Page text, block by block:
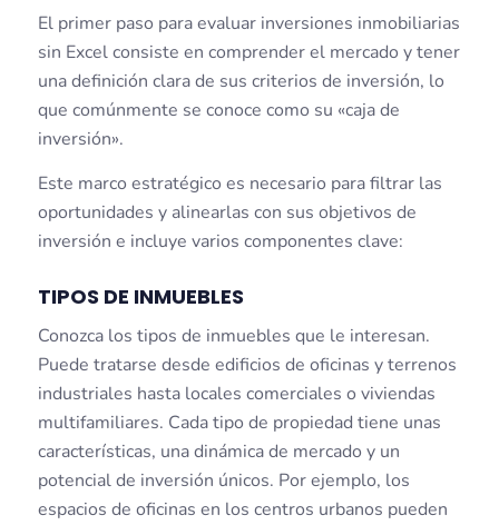
El primer paso para evaluar inversiones inmobiliarias
sin Excel consiste en comprender el mercado y tener
una definición clara de sus criterios de inversión, lo
que comúnmente se conoce como su «caja de
inversión».
Este marco estratégico es necesario para filtrar las
oportunidades y alinearlas con sus objetivos de
inversión e incluye varios componentes clave:
TIPOS DE INMUEBLES
Conozca los tipos de inmuebles que le interesan.
Puede tratarse desde edificios de oficinas y terrenos
industriales hasta locales comerciales o viviendas
multifamiliares. Cada tipo de propiedad tiene unas
características, una dinámica de mercado y un
potencial de inversión únicos. Por ejemplo, los
espacios de oficinas en los centros urbanos pueden